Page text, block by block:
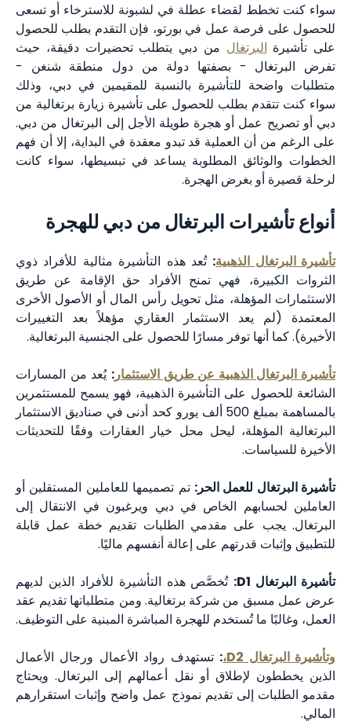
سواء كنت تخطط لقضاء عطلة في لشبونة للاسترخاء أو تسعى
للحصول على فرصة عمل في بورتو، فإن التقدم بطلب للحصول
على تأشيرة البرتغال من دبي يتطلب تحضيرات دقيقة، حيث
تفرض البرتغال - بصفتها دولة من دول منطقة شنغن -
متطلبات واضحة للتأشيرة بالنسبة للمقيمين في دبي، وذلك
سواء كنت تتقدم بطلب للحصول على تأشيرة زيارة برتغالية من
دبي أو تصريح عمل أو هجرة طويلة الأجل إلى البرتغال من دبي.
على الرغم من أن العملية قد تبدو معقدة في البداية، إلا أن فهم
الخطوات والوثائق المطلوبة يساعد في تبسيطها، سواء كانت
لرحلة قصيرة أو بغرض الهجرة.
أنواع تأشيرات البرتغال من دبي للهجرة
تأشيرة البرتغال الذهبية: تُعد هذه التأشيرة مثالية للأفراد ذوي
الثروات الكبيرة، فهي تمنح الأفراد حق الإقامة عن طريق
الاستثمارات المؤهلة، مثل تحويل رأس المال أو الأصول الأخرى
المعتمدة (لم يعد الاستثمار العقاري مؤهلاً بعد التغييرات
الأخيرة). كما أنها توفر مسارًا للحصول على الجنسية البرتغالية.
تأشيرة البرتغال الذهبية عن طريق الاستثمار: يُعد من المسارات
الشائعة للحصول على التأشيرة الذهبية، فهو يسمح للمستثمرين
بالمساهمة بمبلغ 500 ألف يورو كحد أدنى في صناديق الاستثمار
البرتغالية المؤهلة، ليحل محل خيار العقارات وفقًا للتحديثات
الأخيرة للسياسات.
تأشيرة البرتغال للعمل الحر: تم تصميمها للعاملين المستقلين أو
العاملين لحسابهم الخاص في دبي ويرغبون في الانتقال إلى
البرتغال. يجب على مقدمي الطلبات تقديم خطة عمل قابلة
للتطبيق وإثبات قدرتهم على إعالة أنفسهم ماليًا.
تأشيرة البرتغال D1:
تُخصَّص هذه التأشيرة للأفراد الذين لديهم
عرض عمل مسبق من شركة برتغالية. ومن متطلباتها تقديم عقد
العمل، وغالبًا ما تُستخدم للهجرة المباشرة المبنية على التوظيف.
وتأشيرة البرتغال D2، : تستهدف رواد الأعمال ورجال الأعمال
الذين يخططون لإطلاق أو نقل أعمالهم إلى البرتغال. ويحتاج
مقدمو الطلبات إلى تقديم نموذج عمل واضح وإثبات استقرارهم
المالي.